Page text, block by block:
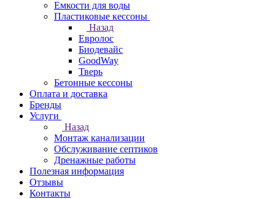
Емкости для воды
Пластиковые кессоны
Назад
Евролос
Биодевайс
GoodWay
Тверь
Бетонные кессоны
Оплата и доставка
Бренды
Услуги
Назад
Монтаж канализации
Обслуживание септиков
Дренажные работы
Полезная информация
Отзывы
Контакты